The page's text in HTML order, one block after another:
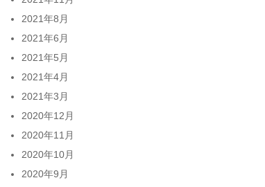
2021年8月
2021年6月
2021年5月
2021年4月
2021年3月
2020年12月
2020年11月
2020年10月
2020年9月